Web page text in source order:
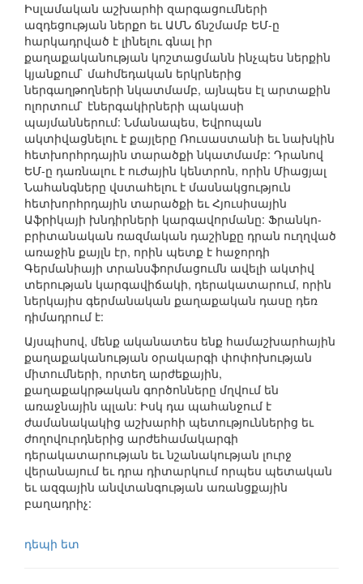
Իսլամական աշխարհի զարգացումների
ազդեցության ներքո եւ ԱՄՆ ճնշմամբ ԵՄ-ը
հարկադրված է լինելու գնալ իր
քաղաքականության կոշտացմանն ինչպես ներքին
կյանքում` մահմեդական երկրներից
ներգաղթողների նկատմամբ, այնպես էլ արտաքին
ոլորտում` էներգակիրների պակասի
պայմաններում: Նմանապես, Եվրոպան
ակտիվացնելու է քայլերը Ռուսաստանի եւ նախկին
հետխորհրդային տարածքի նկատմամբ: Դրանով
ԵՄ-ը դառնալու է ուժային կենտրոն, որին Միացյալ
Նահանգները վստահելու է մասնակցություն
հետխորհրդային տարածքի եւ Հյուսիսային
Աֆրիկայի խնդիրների կարգավորմանը: Ֆրանկո-
բրիտանական ռազմական դաշինքը դրան ուղղված
առաջին քայլն էր, որին պետք է հաջորդի
Գերմանիայի տրանսֆորմացումն ավելի ակտիվ
տերության կարգավիճակի, դերակատարում, որին
ներկայիս գերմանական քաղաքական դասը դեռ
դիմադրում է:
Այսպիսով, մենք ականատես ենք համաշխարհային
քաղաքականության օրակարգի փոփոխության
միտումների, որտեղ արժեքային,
քաղաքակրթական գործոնները մղվում են
առաջնային պլան: Իսկ դա պահանջում է
ժամանակակից աշխարհի պետություններից եւ
ժողովուրդներից արժեհամակարգի
դերակատարության եւ նշանակության լուրջ
վերանայում եւ դրա դիտարկում որպես պետական
եւ ազգային անվտանգության առանցքային
բաղադրիչ:
դեպի ետ